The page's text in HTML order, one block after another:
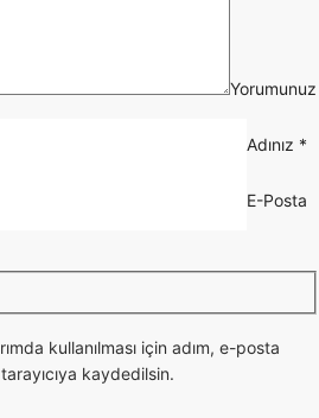
Yorumunuz
Adınız *
E-Posta
kullanılması için adım, e-posta
kaydedilsin.